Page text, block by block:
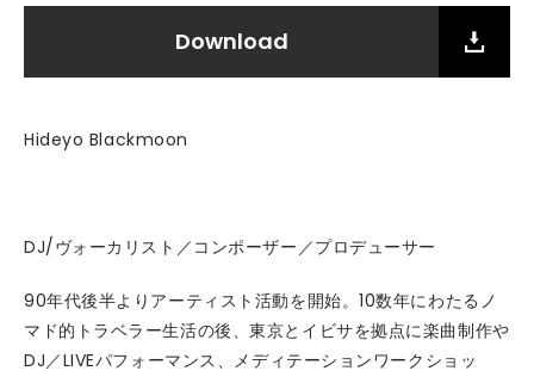
Download
Hideyo Blackmoon
DJ/ヴォーカリスト／コンポーザー／プロデューサー
90年代後半よりアーティスト活動を開始。10数年にわたるノ
マド的トラベラー生活の後、東京とイビサを拠点に楽曲制作や
DJ／LIVEパフォーマンス、メディテーションワークショッ